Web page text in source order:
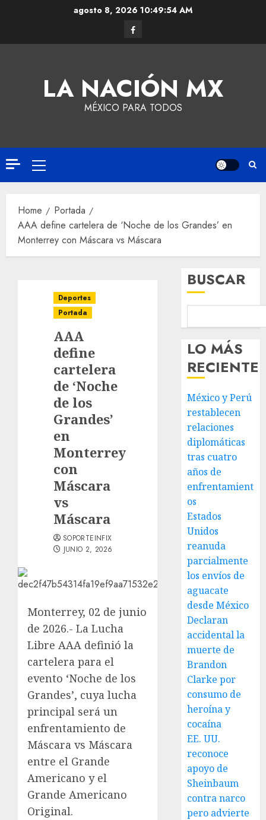
agosto 8, 2026 10:49:55 AM
LA NACIÓN MX
MÉXICO PARA TODOS
Home
Portada
AAA define cartelera de ‘Noche de los Grandes’ en
Monterrey con Máscara vs Máscara
Deportes
Portada
AAA
define
cartelera
de ‘Noche
de los
Grandes’
en
Monterrey
con
Máscara
vs
Máscara
SOPORTEINFIX
JUNIO 2, 2026
Monterrey, 02 de junio
de 2026.- La Lucha
Libre AAA definió la
cartelera para el
evento ‘Noche de los
Grandes’, cuya lucha
principal será un
enfrentamiento de
Máscara vs Máscara
entre el Grande
Americano y el
Grande Americano
Original.
BUSCAR
LO MÁS
RECIENTE
México y Perú
restablecen
relaciones
diplomáticas
tras cuatro
años de
enfrentamient
os
Estados
Unidos
reanuda
parcialmente
los envíos de
aguacate
desde México
Declaran
accidental la
muerte de
Brandon
Clarke por
consumo de
heroína y
cocaína
EE. UU.
reconoce
apoyo de
Sheinbaum
contra narco
pero advierte